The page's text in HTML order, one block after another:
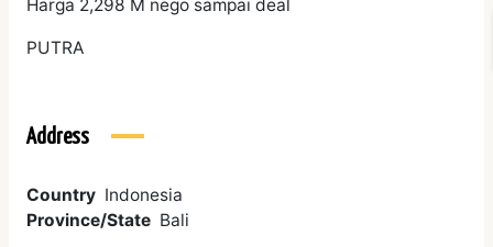
Harga 2,298 M nego sampai deal
PUTRA
Address
Country Indonesia
Province/State Bali